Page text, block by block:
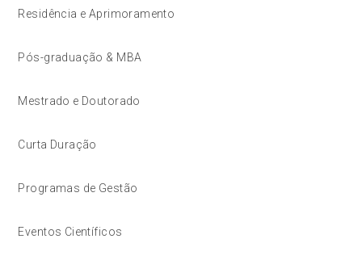
Residência e Aprimoramento
Pós-graduação & MBA
Mestrado e Doutorado
Curta Duração
Programas de Gestão
Eventos Científicos